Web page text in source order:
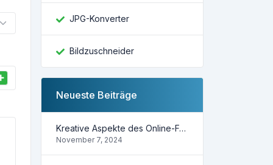
JPG-Konverter
Bildzuschneider
Neueste Beiträge
Kreative Aspekte des Online-Fotozuschneidens
November 7, 2024